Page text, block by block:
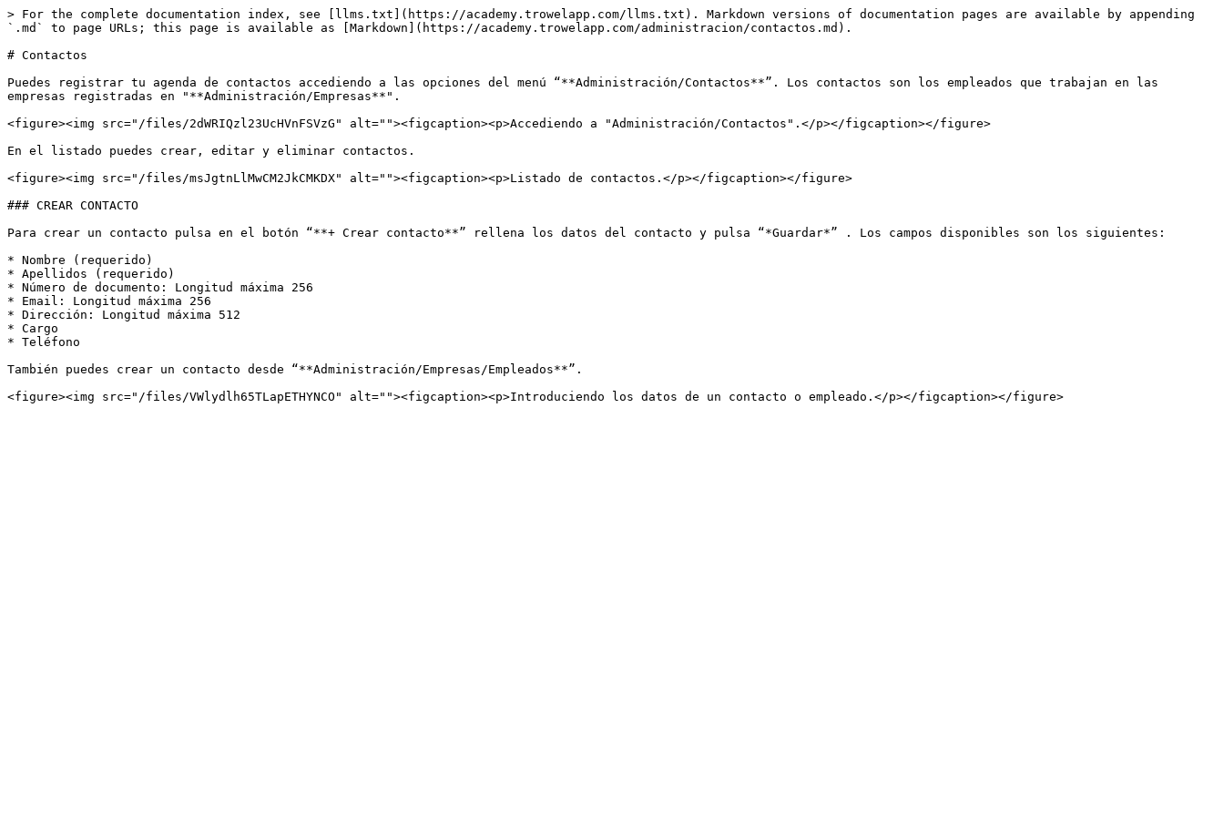
> For the complete documentation index, see [llms.txt](https://academy.trowelapp.com/llms.txt). Markdown versions of documentation pages are available by appending
`.md` to page URLs; this page is available as [Markdown](https://academy.trowelapp.com/administracion/contactos.md).
# Contactos
Puedes registrar tu agenda de contactos accediendo a las opciones del menú “**Administración/Contactos**”. Los contactos son los empleados que trabajan en las
empresas registradas en "**Administración/Empresas**".
<figure><img src="/files/2dWRIQzl23UcHVnFSVzG" alt=""><figcaption><p>Accediendo a "Administración/Contactos".</p></figcaption></figure>
En el listado puedes crear, editar y eliminar contactos.
<figure><img src="/files/msJgtnLlMwCM2JkCMKDX" alt=""><figcaption><p>Listado de contactos.</p></figcaption></figure>
### CREAR CONTACTO
Para crear un contacto pulsa en el botón “**+ Crear contacto**” rellena los datos del contacto y pulsa “*Guardar*” . Los campos disponibles son los siguientes:
* Nombre (requerido)
* Apellidos (requerido)
* Número de documento: Longitud máxima 256
* Email: Longitud máxima 256
* Dirección: Longitud máxima 512
* Cargo
* Teléfono
También puedes crear un contacto desde “**Administración/Empresas/Empleados**”.